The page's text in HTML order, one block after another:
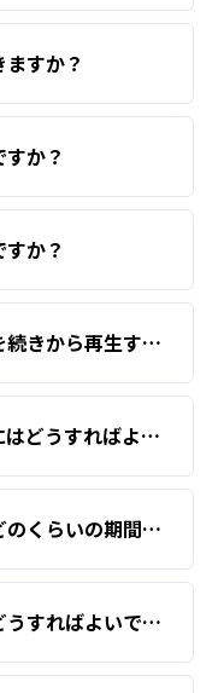
すか？
か？
か？
途中で視聴をやめた動画を続きから再生することはできますか？
動画のSNSシェアを行うにはどうすればよいですか？
ダウンロードした動画はどのくらいの期間、保存されますか？
クーポンを利用するにはどうすればよいですか？